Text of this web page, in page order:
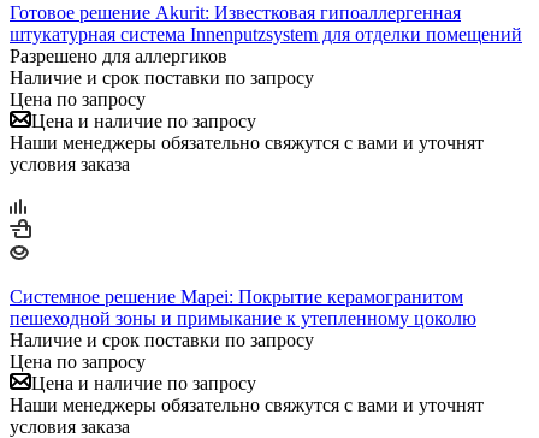
Готовое решение Akurit: Известковая гипоаллергенная
штукатурная система Innenputzsystem для отделки помещений
Разрешено для аллергиков
Наличие и срок поставки по запросу
Цена по запросу
Цена и наличие по запросу
Наши менеджеры обязательно свяжутся с вами и уточнят
условия заказа
Системное решение Mapei: Покрытие керамогранитом
пешеходной зоны и примыкание к утепленному цоколю
Наличие и срок поставки по запросу
Цена по запросу
Цена и наличие по запросу
Наши менеджеры обязательно свяжутся с вами и уточнят
условия заказа